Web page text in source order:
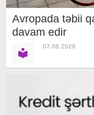
Avropada təbii
davam edir
07.08.2026